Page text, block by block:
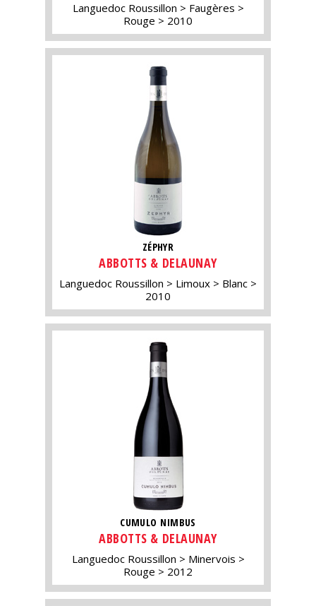
Languedoc Roussillon
Faugères
Rouge
2010
ZÉPHYR
ABBOTTS & DELAUNAY
Languedoc Roussillon Limoux
Blanc
2010
CUMULO NIMBUS
ABBOTTS & DELAUNAY
Languedoc Roussillon
Minervois
Rouge
2012